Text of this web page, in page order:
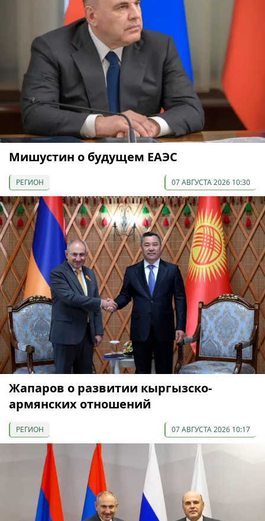
Мишустин о будущем ЕАЭС
РЕГИОН 07 АВГУСТА 2026 10:30
Жапаров о развитии кыргызско-
армянских отношений
РЕГИОН 07 АВГУСТА 2026 10:17